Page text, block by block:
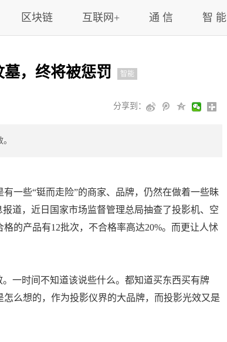
区块链 互联网+ 通 信 智 能
，终将被惩罚 智能
分享到：
一些“铤而走险”的商家、品牌，仍然在做着一些昧
道，近日国家市场监督管理总局抽查了投影机、空
的产品有12批次，不合格率高达20%。而更让人怵
一时间不知道该说些什么。都知道买东西买有牌
么想的，作为投影仪界的大品牌，而投影光效又是